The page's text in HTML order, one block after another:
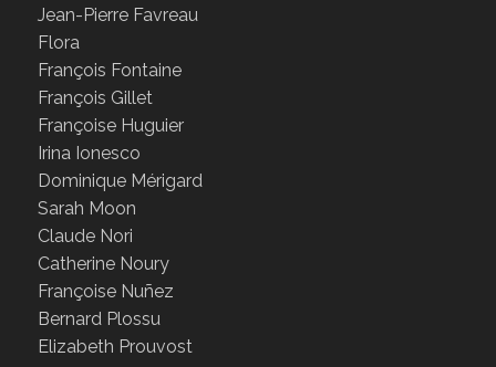
Jean-Pierre Favreau
Flora
François Fontaine
François Gillet
Françoise Huguier
Irina Ionesco
Dominique Mérigard
Sarah Moon
Claude Nori
Catherine Noury
Françoise Nuñez
Bernard Plossu
Elizabeth Prouvost